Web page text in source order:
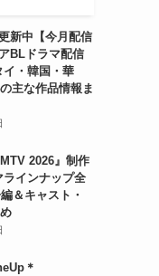
新中【今月配信
BLドラマ配信
・韓国・華
主な作品情報ま
2026』制作
インナップ全
＆キャスト・
＊